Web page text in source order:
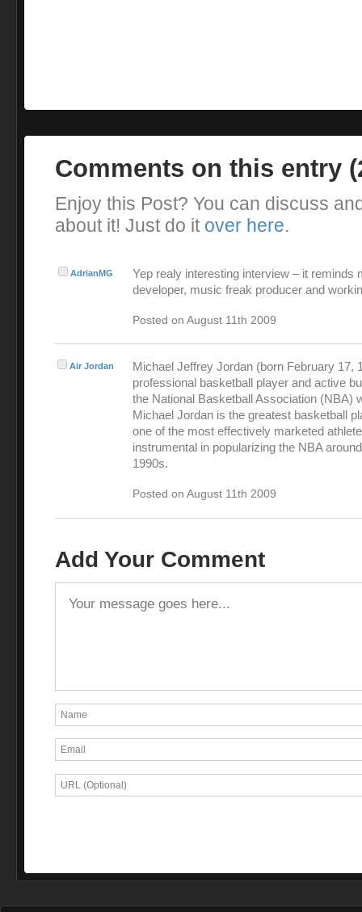
Comments on this entry
Enjoy this Post? You can discuss
about it! Just do it over here.
AdrianMG
Yep realy interesting interview – it reminds
developer, music freak producer and
Posted on August 11th 2009
Air Jordan
Michael Jeffrey Jordan (born February 17,
professional basketball player and active
the National Basketball Association (NBA)
Michael Jordan is the greatest basketball
one of the most effectively marketed
instrumental in popularizing the NBA
1990s.
Posted on August 11th 2009
Add Your Comment